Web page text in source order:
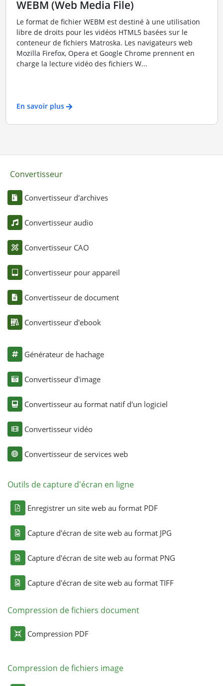
WEBM (Web Media File)
Le format de fichier WEBM est destiné à une utilisation
libre de droits pour les vidéos HTML5 basées sur le
conteneur de fichiers Matroska. Les navigateurs web
Mozilla Firefox, Opera et Google Chrome prennent en
charge la lecture vidéo des fichiers W...
En savoir plus
Convertisseur
Convertisseur d'archives
Convertisseur audio
Convertisseur CAO
Convertisseur pour appareil
Convertisseur de document
Convertisseur d'ebook
Générateur de hachage
Convertisseur d'image
Convertisseur au format natif d'un logiciel
Convertisseur vidéo
Convertisseur de services web
Outils de capture d'écran en ligne
Enregistrer un site web au format PDF
Capture d'écran de site web au format JPG
Capture d'écran de site web au format PNG
Capture d'écran de site web au format TIFF
Compression de fichiers document
Compression PDF
Compression de fichiers image